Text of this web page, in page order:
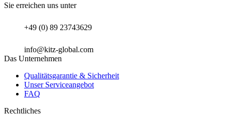
Sie erreichen uns unter
+49 (0) 89 23743629
info@kitz-global.com
Das Unternehmen
Qualitätsgarantie & Sicherheit
Unser Serviceangebot
FAQ
Rechtliches